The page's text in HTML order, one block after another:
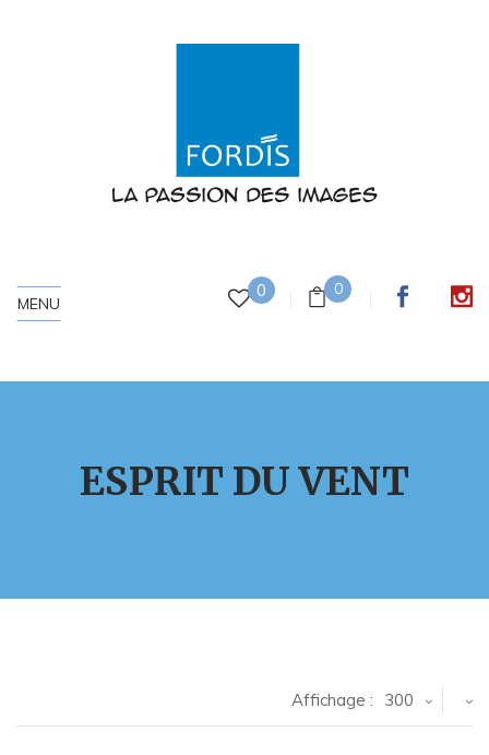
0 0
MENU
ESPRIT DU VENT
Affichage : 300